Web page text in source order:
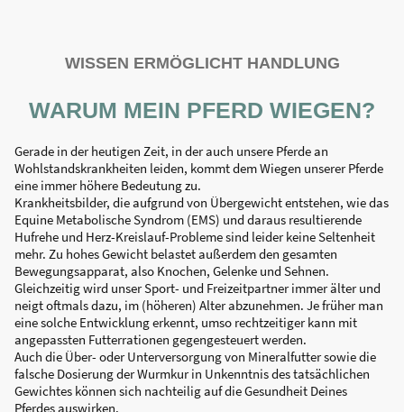
WISSEN ERMÖGLICHT HANDLUNG
WARUM MEIN PFERD WIEGEN?
Gerade in der heutigen Zeit, in der auch unsere Pferde an
Wohlstandskrankheiten leiden, kommt dem Wiegen unserer Pferde
eine immer höhere Bedeutung zu.
Krankheitsbilder, die aufgrund von Übergewicht entstehen, wie das
Equine Metabolische Syndrom (EMS) und daraus resultierende
Hufrehe und Herz-Kreislauf-Probleme sind leider keine Seltenheit
mehr. Zu hohes Gewicht belastet außerdem den gesamten
Bewegungsapparat, also Knochen, Gelenke und Sehnen.
Gleichzeitig wird unser Sport- und Freizeitpartner immer älter und
neigt oftmals dazu, im (höheren) Alter abzunehmen. Je früher man
eine solche Entwicklung erkennt, umso rechtzeitiger kann mit
angepassten Futterrationen gegengesteuert werden.
Auch die Über- oder Unterversorgung von Mineralfutter sowie die
falsche Dosierung der Wurmkur in Unkenntnis des tatsächlichen
Gewichtes können sich nachteilig auf die Gesundheit Deines
Pferdes auswirken.